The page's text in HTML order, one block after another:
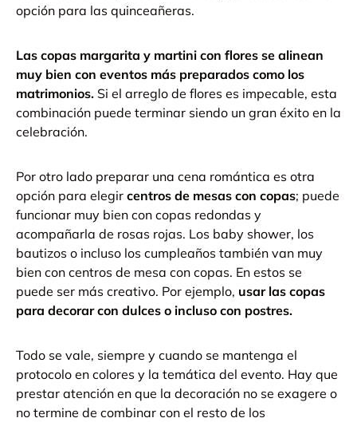
opción para las quinceañeras.
Las copas margarita y martini con flores se alinean
muy bien con eventos más preparados como los
matrimonios. Si el arreglo de flores es impecable, esta
combinación puede terminar siendo un gran éxito en la
celebración.
Por otro lado preparar una cena romántica es otra
opción para elegir centros de mesas con copas; puede
funcionar muy bien con copas redondas y
acompañarla de rosas rojas. Los baby shower, los
bautizos o incluso los cumpleaños también van muy
bien con centros de mesa con copas. En estos se
puede ser más creativo. Por ejemplo, usar las copas
para decorar con dulces o incluso con postres.
Todo se vale, siempre y cuando se mantenga el
protocolo en colores y la temática del evento. Hay que
prestar atención en que la decoración no se exagere o
no termine de combinar con el resto de los